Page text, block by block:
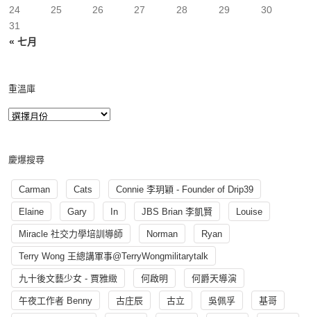
« 七月
24
25 26 27 28 29
30
31
重溫庫
慶爆搜尋
Carman Cats Connie 李玥穎 - Founder of Drip39
Elaine Gary In JBS Brian 李凱賢 Louise
Miracle 社交力學培訓導師 Norman Ryan
Terry Wong 王總講軍事@TerryWongmilitarytalk
九十後文藝少女 - 賈雅緻 何啟明 何爵天導演
午夜工作者 Benny 古庄辰 古立 吳佩孚 基哥